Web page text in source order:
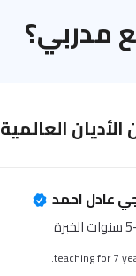
مدربي؟
العالمية
عادل احمد
teaching for 7